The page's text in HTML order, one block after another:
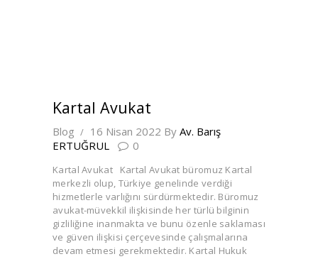
Kartal Avukat
Blog 16 Nisan 2022 By Av. Barış
ERTUĞRUL
0
Kartal Avukat Kartal Avukat büromuz Kartal
merkezli olup, Türkiye genelinde verdiği
hizmetlerle varlığını sürdürmektedir. Büromuz
avukat-müvekkil ilişkisinde her türlü bilginin
gizliliğine inanmakta ve bunu özenle saklaması
ve güven ilişkisi çerçevesinde çalışmalarına
devam etmesi gerekmektedir. Kartal Hukuk